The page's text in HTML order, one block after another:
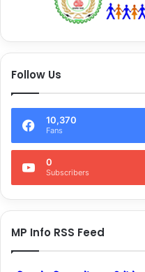
Follow Us
10,370
Fans
0
Subscribers
MP Info RSS Feed